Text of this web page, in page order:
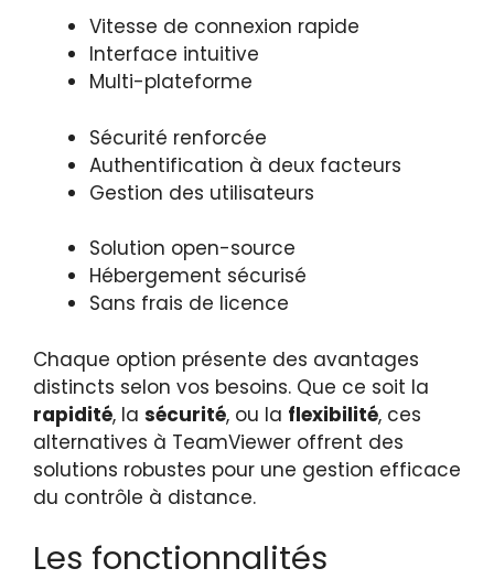
Vitesse de connexion rapide
Interface intuitive
Multi-plateforme
Sécurité renforcée
Authentification à deux facteurs
Gestion des utilisateurs
Solution open-source
Hébergement sécurisé
Sans frais de licence
Chaque option présente des avantages
distincts selon vos besoins. Que ce soit la
rapidité, la sécurité, ou la flexibilité, ces
alternatives à TeamViewer offrent des
solutions robustes pour une gestion efficace
du contrôle à distance.
Les fonctionnalités